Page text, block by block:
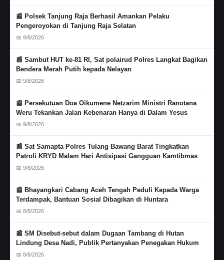
📰 Polsek Tanjung Raja Berhasil Amankan Pelaku
Pengeroyokan di Tanjung Raja Selatan
📅 9/8/2026
📰 Sambut HUT ke-81 RI, Sat polairud Polres Langkat Bagikan
Bendera Merah Putih kepada Nelayan
📅 9/8/2026
📰 Persekutuan Doa Oikumene Netzarim Ministri Ranotana
Weru Tekankan Jalan Kebenaran Hanya di Dalam Yesus
📅 9/8/2026
📰 Sat Samapta Polres Tulang Bawang Barat Tingkatkan
Patroli KRYD Malam Hari Antisipasi Gangguan Kamtibmas
📅 9/8/2026
📰 Bhayangkari Cabang Aceh Tengah Peduli Kepada Warga
Terdampak, Bantuan Sosial Dibagikan di Huntara
📅 8/8/2026
📰 SM Disebut-sebut dalam Dugaan Tambang di Hutan
Lindung Desa Nadi, Publik Pertanyakan Penegakan Hukum
📅 8/8/2026